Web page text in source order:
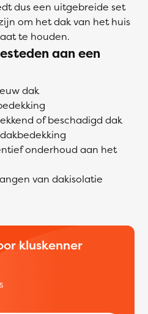
dus een uitgebreide set
om het dak van het huis
te houden.
aan een
dak
of beschadigd dak
onderhoud aan het
van dakisolatie
kluskenner